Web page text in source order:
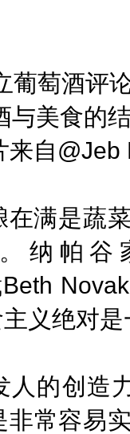
葡萄酒评
与美食的
来自
在满是蔬
纳帕谷
义绝对是
人的创造
非常容